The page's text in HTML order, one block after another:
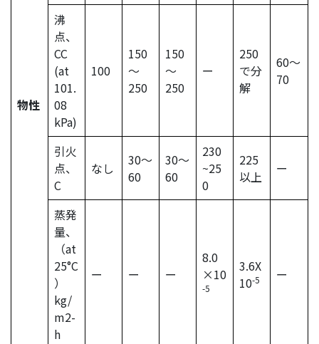
物性
沸
点、
CC
(at
101.
08
kPa)
100
150
～
250
150
～
250
ー
250
で分
解
60〜
70
引火
点、
C
なし
30〜
60
30〜
60
230
~25
0
225
以上
ー
蒸発
量、
（at
25°C
）
kg/
m2-
h
ー ー ー
8.0
×10
-5
3.6X
10-5 ー